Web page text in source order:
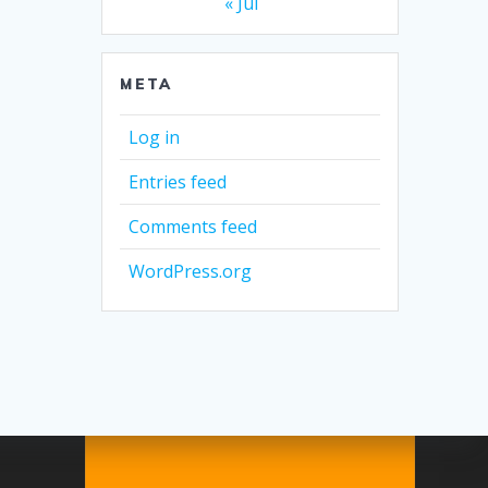
META
Log in
Entries feed
Comments feed
WordPress.org